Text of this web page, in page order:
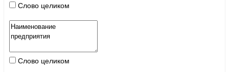
Слово целиком
Слово целиком